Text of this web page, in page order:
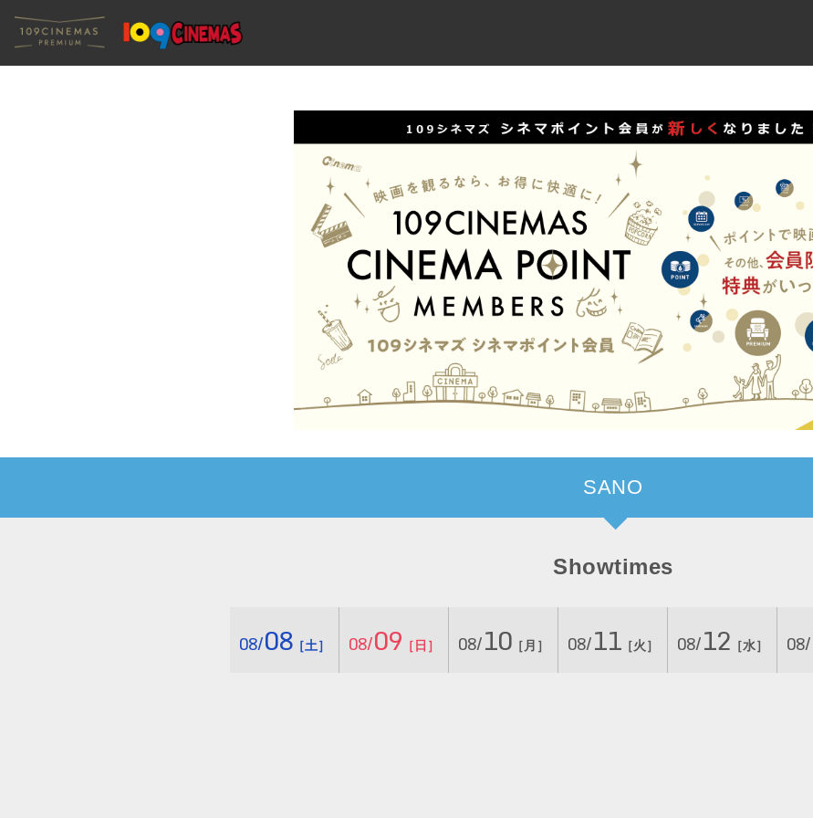
SANO
Showtimes
08/08［土］ 08/09 ［日］ 08/10［月］ 08/11［火］ 08/12 ［水］ 08/